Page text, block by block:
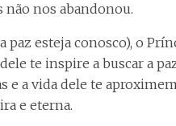
nos abandonou.
paz esteja conosco), o
te inspire a buscar a
e a vida dele te
e eterna.